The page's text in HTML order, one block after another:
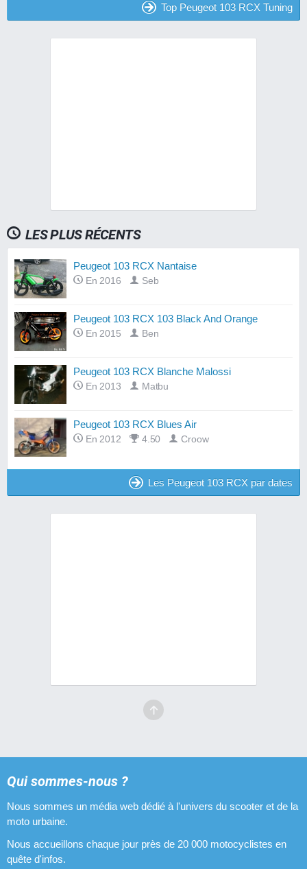
Top Peugeot 103 RCX Tuning
LES PLUS RÉCENTS
Peugeot 103 RCX Nantaise
En 2016 Seb
Peugeot 103 RCX 103 Black And Orange
En 2015 Ben
Peugeot 103 RCX Blanche Malossi
En 2013 Matbu
Peugeot 103 RCX Blues Air
En 2012 4.50 Croow
Les Peugeot 103 RCX par dates
Qui sommes-nous ?
Nous sommes un média web dédié à l'univers du scooter et de la
moto urbaine.
Nous accueillons chaque jour près de 20 000 motocyclistes en
quête d'infos.